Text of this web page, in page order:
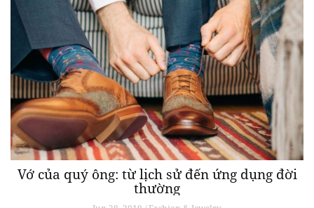
Vớ của quý ông: từ lịch sử đến ứng dụng đời
thường